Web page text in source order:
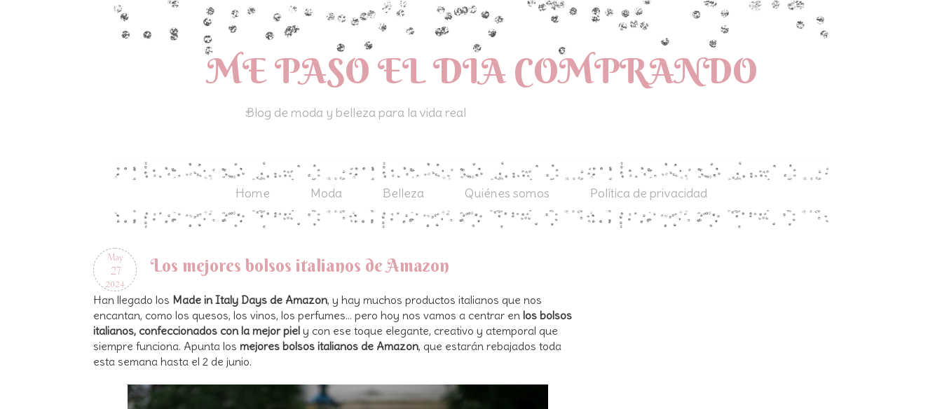
ME PASO EL DIA COMPRANDO
Blog de moda y belleza para la vida real
Home Moda Belleza Quiénes somos Política de privacidad
May
27
2024
Los mejores bolsos italianos de Amazon
Han llegado los Made in Italy Days de Amazon, y hay muchos productos italianos que nos
encantan, como los quesos, los vinos, los perfumes... pero hoy nos vamos a centrar en los bolsos
italianos, confeccionados con la mejor piel y con ese toque elegante, creativo y atemporal que
siempre funciona. Apunta los mejores bolsos italianos de Amazon, que estarán rebajados toda
esta semana hasta el 2 de junio.